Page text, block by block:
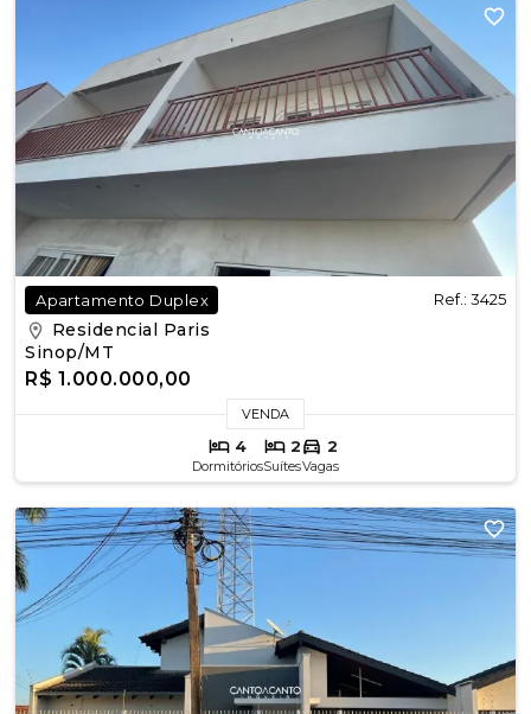
Apartamento Duplex Ref.: 3425
Residencial Paris
Sinop/MT
R$ 1.000.000,00
VENDA
4
Dormitórios
2
Suítes
2
Vagas